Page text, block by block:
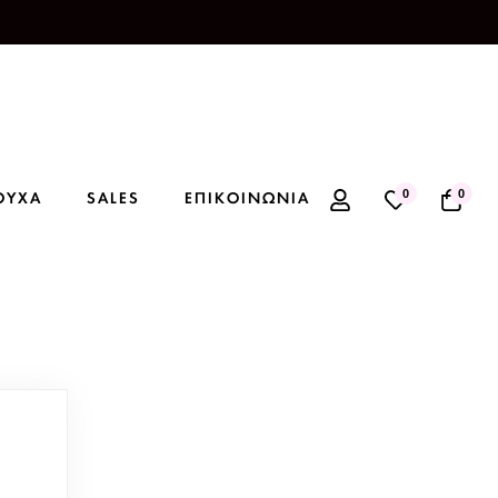
SALES ΕΠΙΚΟΙΝΩΝΙΑ 0 0